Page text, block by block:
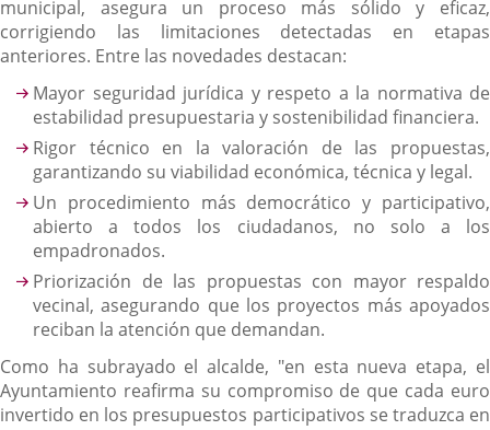
municipal, asegura un proceso más sólido y eficaz,
corrigiendo las limitaciones detectadas en etapas
anteriores. Entre las novedades destacan:
Mayor seguridad jurídica y respeto a la normativa de
estabilidad presupuestaria y sostenibilidad financiera.
Rigor técnico en la valoración de las propuestas,
garantizando su viabilidad económica, técnica y legal.
Un procedimiento más democrático y participativo,
abierto a todos los ciudadanos, no solo a los
empadronados.
Priorización de las propuestas con mayor respaldo
vecinal, asegurando que los proyectos más apoyados
reciban la atención que demandan.
Como ha subrayado el alcalde, "en esta nueva etapa, el
Ayuntamiento reafirma su compromiso de que cada euro
invertido en los presupuestos participativos se traduzca en